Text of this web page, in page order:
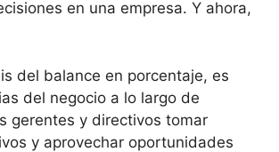
en una empresa. Y ahora,
del balance en porcentaje, es
del negocio a lo largo de
gerentes y directivos tomar
y aprovechar oportunidades